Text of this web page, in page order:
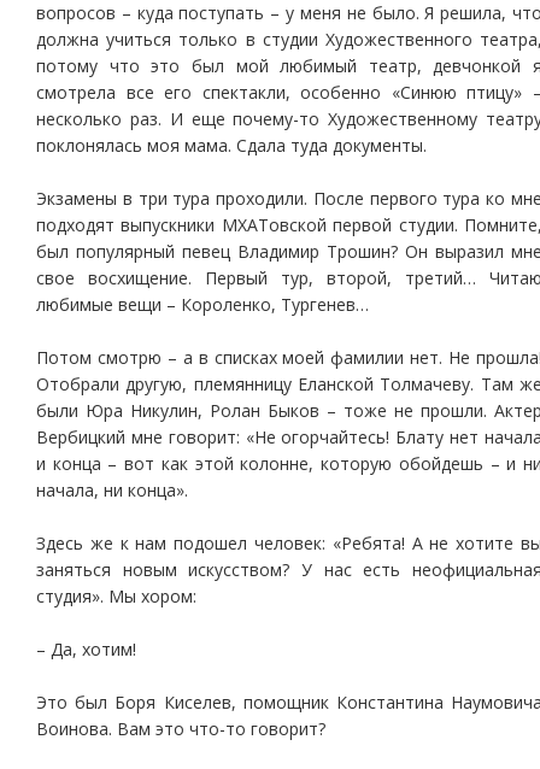
вопросов – куда поступать – у меня не было. Я решила,
должна учиться только в студии Художественного
потому что это был мой любимый театр, девчонкой
смотрела все его спектакли, особенно «Синюю птицу»
несколько раз. И еще почему-то Художественному
поклонялась моя мама. Сдала туда документы.
Экзамены в три тура проходили. После первого тура ко
подходят выпускники МХАТовской первой студии.
был популярный певец Владимир Трошин? Он выразил
свое восхищение. Первый тур, второй, третий…
любимые вещи – Короленко, Тургенев…
Потом смотрю – а в списках моей фамилии нет. Не
Отобрали другую, племянницу Еланской Толмачеву. Там
были Юра Никулин, Ролан Быков – тоже не прошли.
Вербицкий мне говорит: «Не огорчайтесь! Блату нет
и конца – вот как этой колонне, которую обойдешь – и
начала, ни конца».
Здесь же к нам подошел человек: «Ребята! А не хотите
заняться новым искусством? У нас есть
студия». Мы хором:
– Да, хотим!
Это был Боря Киселев, помощник Константина
Воинова. Вам это что-то говорит?